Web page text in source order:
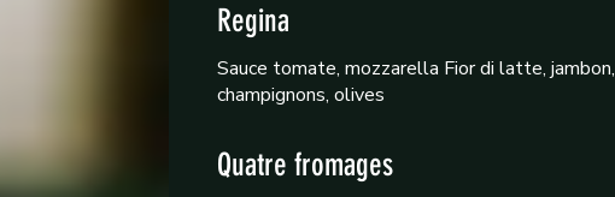
Regina
Sauce tomate, mozzarella Fior di latte, jambon,
champignons, olives
Quatre fromages